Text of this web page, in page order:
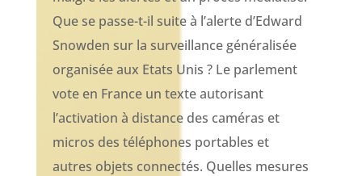
Que se passe-t-il suite à l’alerte d’Edward
Snowden sur la surveillance généralisée
organisée aux Etats Unis ? Le parlement
vote en France un texte autorisant
l’activation à distance des caméras et
micros des téléphones portables et
autres objets connectés. Quelles mesures